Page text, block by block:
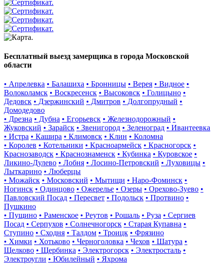
Бесплатный выезд замерщика в города Московской
области
• Апрелевка • Балашиха • Бронницы • Верея • Видное •
Волоколамск • Воскресенск • Высоковск • Голицыно •
Дедовск • Дзержинский • Дмитров • Долгопрудный •
Домодедово
• Дрезна • Дубна • Егорьевск • Железнодорожный •
Жуковский • Зарайск • Звенигород • Зеленоград • Ивантеевка
• Истра • Кашира • Климовск • Клин • Коломна
• Королев • Котельники • Красноармейск • Красногорск •
Краснозаводск • Краснознаменск • Кубинка • Куровское •
Ликино-Дулево • Лобня • Лосино-Петровский • Луховицы •
Лыткарино • Люберцы
• Можайск • Московский • Мытищи • Наро-Фоминск •
Ногинск • Одинцово • Ожерелье • Озеры • Орехово-Зуево •
Павловский Посад • Пересвет • Подольск • Протвино •
Пушкино
• Пущино • Раменское • Реутов • Рошаль • Руза • Сергиев
Посад • Серпухов • Солнечногорск • Старая Купавна •
Ступино • Сходня • Талдом • Троицк • Фрязино
• Химки • Хотьково • Черноголовка • Чехов • Шатура •
Щелково • Щербинка • Электрогорск • Электросталь •
Электроугли • Юбилейный • Яхрома